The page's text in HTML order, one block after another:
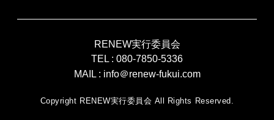
RENEW実行委員会
TEL : 080-7850-5336
MAIL : info＠renew-fukui.com
Copyright RENEW実行委員会 All Rights Reserved.